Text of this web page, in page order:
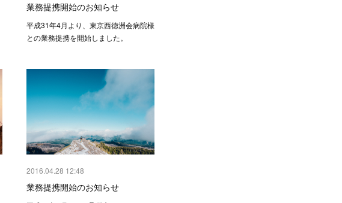
業務提携開始のお知らせ
平成31年4月より、東京西徳洲会病院様
との業務提携を開始しました。
2016.04.28 12:48
業務提携開始のお知らせ